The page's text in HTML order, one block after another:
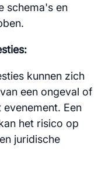
schema's en
kunnen zich
een ongeval of
Een
het risico op
juridische